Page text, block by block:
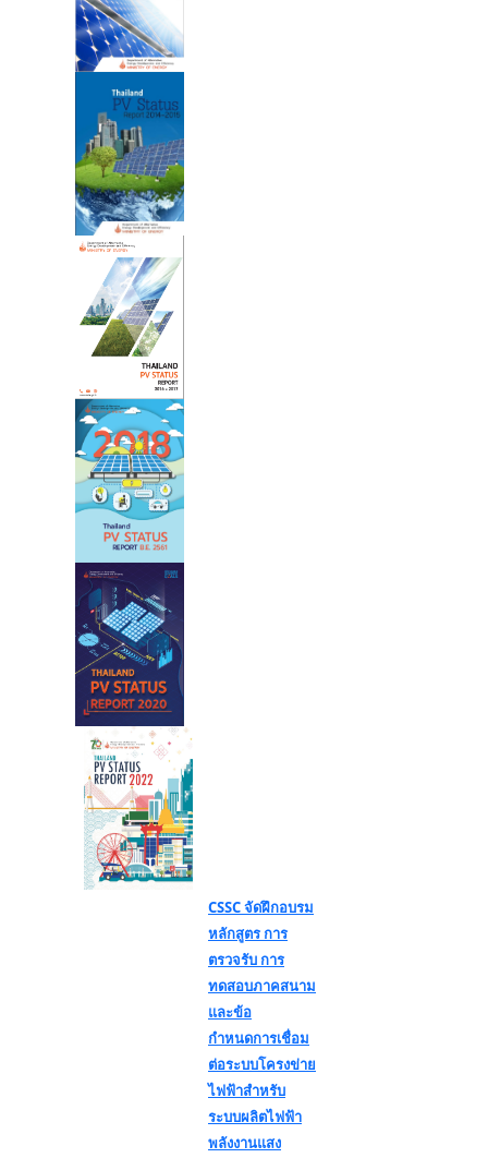
CSSC จัดฝึกอบรม
หลักสูตร การ
ตรวจรับ การ
ทดสอบภาคสนาม
และข้อ
กำหนดการเชื่อม
ต่อระบบโครงข่าย
ไฟฟ้าสำหรับ
ระบบผลิตไฟฟ้า
พลังงานแสง